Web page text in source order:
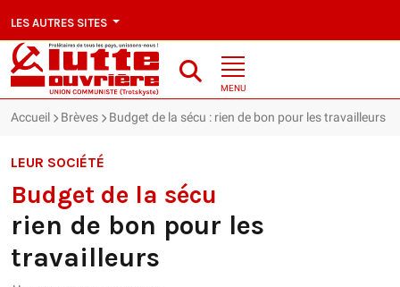
LES AUTRES SITES
MENU
Accueil Brèves Budget de la sécu : rien de bon pour les travailleurs
LEUR SOCIÉTÉ
Budget de la sécu
rien de bon pour les
travailleurs